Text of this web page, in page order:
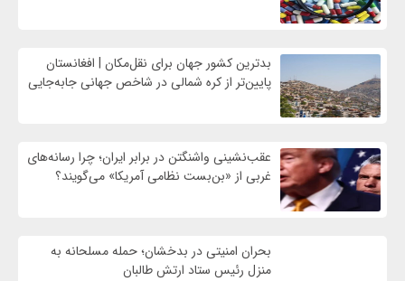
بدترین کشور جهان برای نقل‌مکان | افغانستان
پایین‌تر از کره شمالی در شاخص جهانی جابه‌جایی
عقب‌نشینی واشنگتن در برابر ایران؛ چرا رسانه‌های
غربی از «بن‌بست نظامی آمریکا» می‌گویند؟
بحران امنیتی در بدخشان؛ حمله مسلحانه به
منزل رئیس ستاد ارتش طالبان